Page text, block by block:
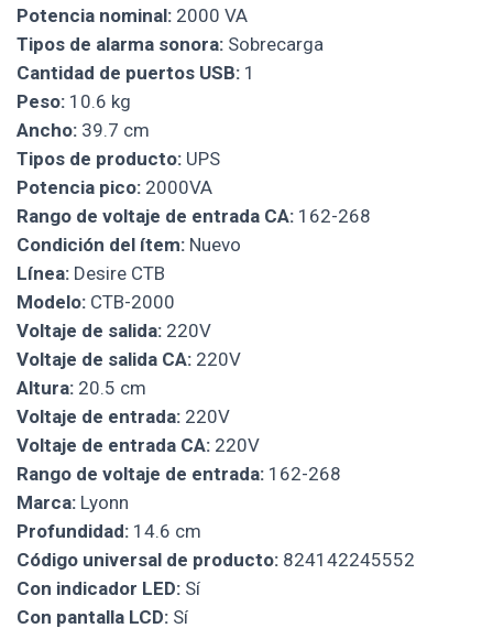
Potencia nominal: 2000 VA
Tipos de alarma sonora: Sobrecarga
Cantidad de puertos USB: 1
Peso: 10.6 kg
Ancho: 39.7 cm
Tipos de producto: UPS
Potencia pico: 2000VA
Rango de voltaje de entrada CA: 162-268
Condición del ítem: Nuevo
Línea: Desire CTB
Modelo: CTB-2000
Voltaje de salida: 220V
Voltaje de salida CA: 220V
Altura: 20.5 cm
Voltaje de entrada: 220V
Voltaje de entrada CA: 220V
Rango de voltaje de entrada: 162-268
Marca: Lyonn
Profundidad: 14.6 cm
Código universal de producto: 824142245552
Con indicador LED: Sí
Con pantalla LCD: Sí